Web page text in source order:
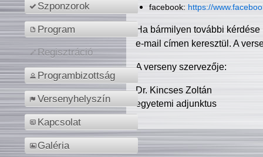
Szponzorok
Program
Regisztráció
Programbizottság
Versenyhelyszín
Kapcsolat
Galéria
facebook: https://
Ha bármilyen további
e-mail címen keresztül. A
A verseny szervezője:
Dr. Kincses Zoltán
egyetemi adjunktus